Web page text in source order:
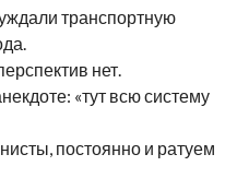
транспортную
нет.
«тут всю систему
постоянно и ратуем